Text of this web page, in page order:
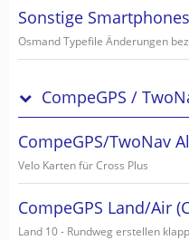
Sonstige
CompeGPS /
CompeGPS/TwoNav
Velo Karten für Cross Plus
CompeGPS Land/Air
Land 10 - Rundweg erstellen